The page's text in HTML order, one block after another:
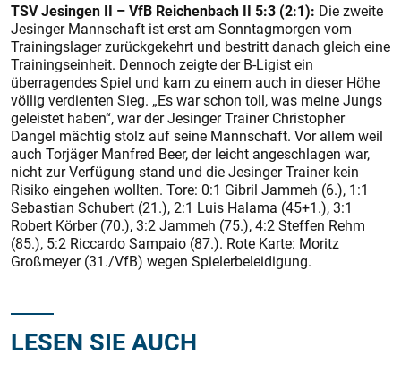
TSV Jesingen II – VfB Reichenbach II 5:3 (2:1): Die zweite
Jesinger Mannschaft ist erst am Sonntagmorgen vom
Trainingslager zurückgekehrt und bestritt danach gleich eine
Trainingseinheit. Dennoch zeigte der B-Ligist ein
überragendes Spiel und kam zu einem auch in dieser Höhe
völlig verdienten Sieg. „Es war schon toll, was meine Jungs
geleistet haben“, war der Jesinger Trainer Christopher
Dangel mächtig stolz auf seine Mannschaft. Vor allem weil
auch Torjäger Manfred Beer, der leicht angeschlagen war,
nicht zur Verfügung stand und die Jesinger Trainer kein
Risiko eingehen wollten. Tore: 0:1 Gibril Jammeh (6.), 1:1
Sebastian Schubert (21.), 2:1 Luis Halama (45+1.), 3:1
Robert Körber (70.), 3:2 Jammeh (75.), 4:2 Steffen Rehm
(85.), 5:2 Riccardo Sampaio (87.). Rote Karte: Moritz
Großmeyer (31./VfB) wegen Spielerbeleidigung.
LESEN SIE AUCH